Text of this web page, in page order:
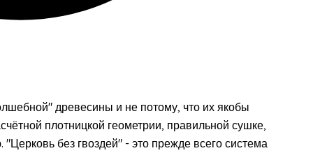
древесины и не потому, что их якобы
плотницкой геометрии, правильной сушке,
без гвоздей" - это прежде всего система